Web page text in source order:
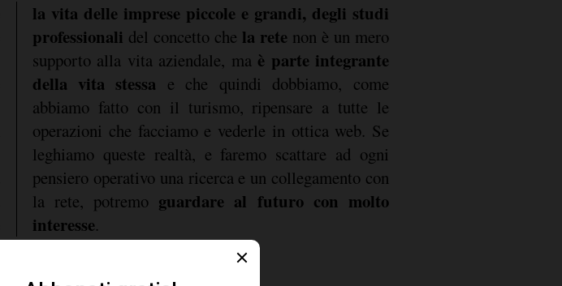
la vita delle imprese piccole e grandi, degli studi
professionali del concetto che la rete non è un mero
supporto alla vita aziendale, ma è parte integrante
della vita stessa e che quindi dobbiamo, come
abbiamo fatto con il turismo, ripensare a tutte le
operazioni che facciamo e vederle in ottica web. Se
leghiamo queste realtà, e faremo scattare ad ogni
pensiero operativo una ricerca e un collegamento con
la rete, potremo guardare al futuro con molto
interesse.